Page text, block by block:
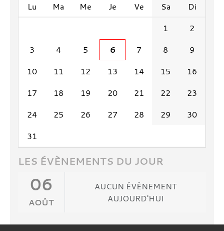
Lu
Ma Me Je Ve Sa
Di
1
2
3
4 5 6 7 8
9
10
11 12 13 14 15
16
17
18 19 20 21 22
23
24
25 26 27 28 29
30
31
LES ÉVÈNEMENTS DU JOUR
06
AOÛT
AUCUN ÉVÈNEMENT
AUJOURD'HUI